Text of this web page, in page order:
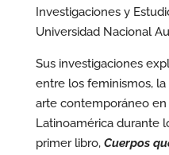
Investigaciones y
Universidad Nacional
Sus investigaciones
entre los feminismos,
arte contemporáneo
Latinoamérica durante
primer libro, Cuerpos